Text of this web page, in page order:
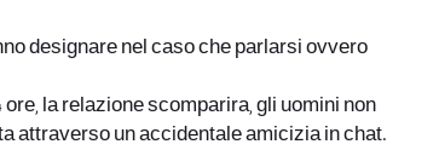
designare nel caso che parlarsi ovvero
la relazione scomparira, gli uomini non
attraverso un accidentale amicizia in chat.